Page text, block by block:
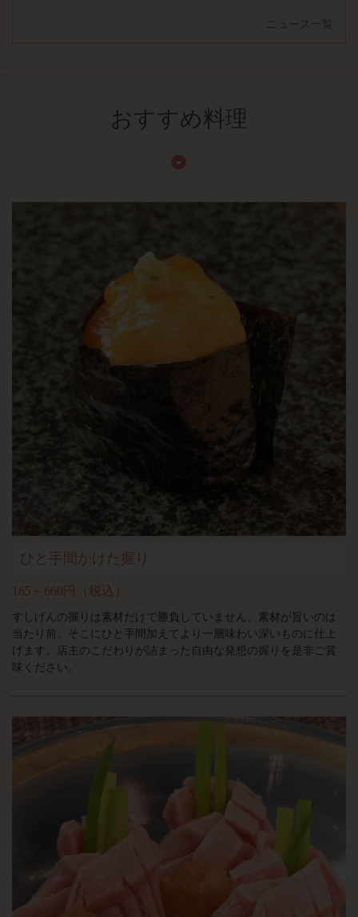
ニュース一覧
おすすめ料理
ひと手間かけた握り
165～660円（税込）
すしげんの握りは素材だけで勝負していません。素材が旨いのは
当たり前。そこにひと手間加えてより一層味わい深いものに仕上
げます。店主のこだわりが詰まった自由な発想の握りを是非ご賞
味ください。